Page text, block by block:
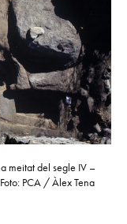
meitat del segle IV –
PCA / Àlex Tena